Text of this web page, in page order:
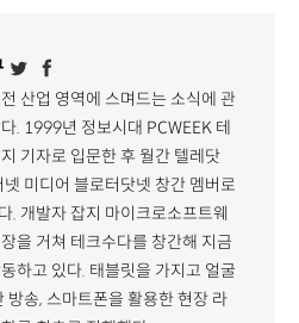
산업 영역에 스며드는 소식에 관
. 1999년 정보시대 PCWEEK 테
기자로 입문한 후 월간 텔레닷
넷 미디어 블로터닷넷 창간 멤버로
. 개발자 잡지 마이크로소프트웨
을 거쳐 테크수다를 창간해 지금
하고 있다. 태블릿을 가지고 얼굴
방송, 스마트폰을 활용한 현장 라